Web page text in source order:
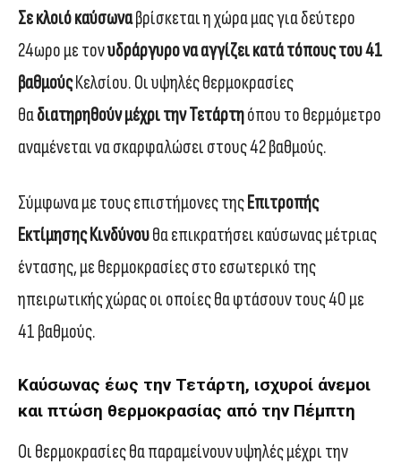
Σεκλοιό καύσωναβρίσκεται η χώρα μας για δεύτερο
24ωρο με τονυδράργυρο να αγγίζει κατά τόπους του 41
βαθμούςΚελσίου. Οι υψηλές θερμοκρασίες
θαδιατηρηθούν μέχρι την Τετάρτηόπου το θερμόμετρο
αναμένεται να σκαρφαλώσει στους 42 βαθμούς.
Σύμφωνα με τους επιστήμονες τηςΕπιτροπής
Εκτίμησης Κινδύνουθα επικρατήσει καύσωνας μέτριας
έντασης, με θερμοκρασίες στο εσωτερικό της
ηπειρωτικής χώρας οι οποίες θα φτάσουν τους 40 με
41 βαθμούς.
Καύσωνας έως την Τετάρτη, ισχυροί άνεμοι
και πτώση θερμοκρασίας από την Πέμπτη
Οι θερμοκρασίες θα παραμείνουν υψηλές μέχρι την